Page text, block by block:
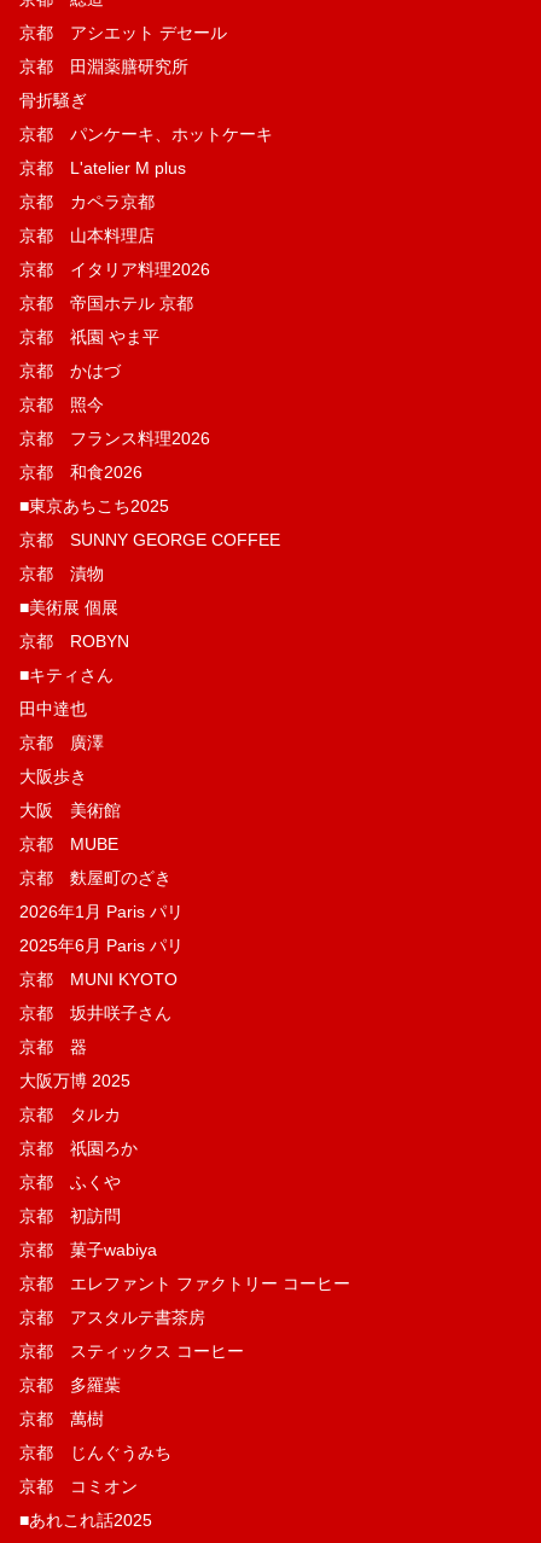
京都 アシエット デセール
京都 田淵薬膳研究所
骨折騒ぎ
京都 パンケーキ、ホットケーキ
京都 L'atelier M plus
京都 カペラ京都
京都 山本料理店
京都 イタリア料理2026
京都 帝国ホテル 京都
京都 祇園 やま平
京都 かはづ
京都 照今
京都 フランス料理2026
京都 和食2026
■東京あちこち2025
京都 SUNNY GEORGE COFFEE
京都 漬物
■美術展 個展
京都 ROBYN
■キティさん
田中達也
京都 廣澤
大阪歩き
大阪 美術館
京都 MUBE
京都 麩屋町のざき
2026年1月 Paris パリ
2025年6月 Paris パリ
京都 MUNI KYOTO
京都 坂井咲子さん
京都 器
大阪万博 2025
京都 タルカ
京都 祇園ろか
京都 ふくや
京都 初訪問
京都 菓子wabiya
京都 エレファント ファクトリー コーヒー
京都 アスタルテ書茶房
京都 スティックス コーヒー
京都 多羅葉
京都 萬樹
京都 じんぐうみち
京都 コミオン
■あれこれ話2025